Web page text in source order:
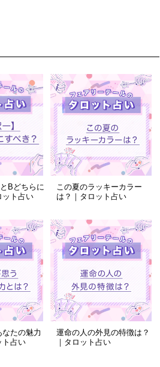
Bどちらに
ット占い
この夏のラッキーカラー
は？｜タロット占い
たの魅力
ト占い
運命の人の外見の特徴は？
｜タロット占い